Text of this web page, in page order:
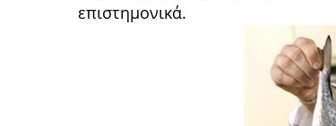
επιστημονικά.